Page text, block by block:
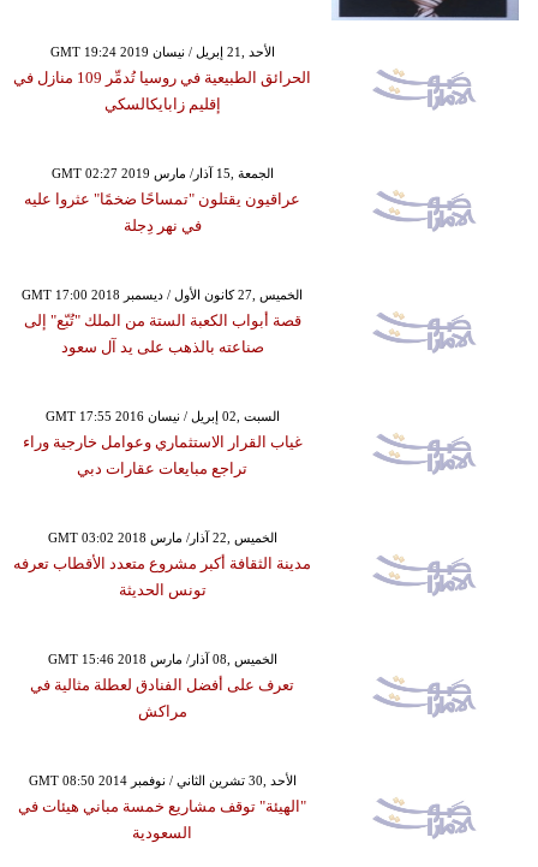
GMT 19:24 2019 الأحد ,21 إبريل / نيسان
الحرائق الطبيعية في روسيا تُدمِّر 109 منازل في
إقليم زابايكالسكي
GMT 02:27 2019 الجمعة ,15 آذار/ مارس
عراقيون يقتلون "تمساحًا ضخمًا" عثروا عليه
في نهر دِجلة
GMT 17:00 2018 الخميس ,27 كانون الأول / ديسمبر
قصة أبواب الكعبة الستة من الملك "تُبّع" إلى
صناعته بالذهب على يد آل سعود
GMT 17:55 2016 السبت ,02 إبريل / نيسان
غياب القرار الاستثماري وعوامل خارجية وراء
تراجع مبايعات عقارات دبي
GMT 03:02 2018 الخميس ,22 آذار/ مارس
مدينة الثقافة أكبر مشروع متعدد الأقطاب تعرفه
تونس الحديثة
GMT 15:46 2018 الخميس ,08 آذار/ مارس
تعرف على أفضل الفنادق لعطلة مثالية في
مراكش
GMT 08:50 2014 الأحد ,30 تشرين الثاني / نوفمبر
"الهيئة" توقف مشاريع خمسة مباني هيئات في
السعودية